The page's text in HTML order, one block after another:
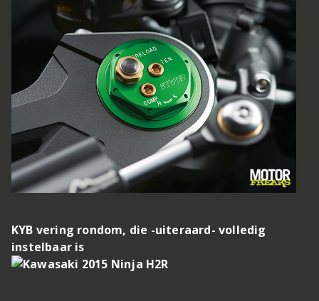
KYB vering rondom, die -uiteraard- volledig
instelbaar is